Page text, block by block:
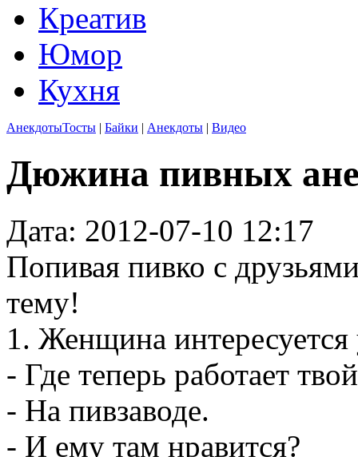
Креатив
Юмор
Кухня
АнекдотыТосты | Байки | Анекдоты | Видео
Дюжина пивных
Дата: 2012-07-10 12:17
Попивая пивко с
тему!
1. Женщина интересуется
- Где теперь работает
- Hа пивзаводе.
- И ему там нравится?